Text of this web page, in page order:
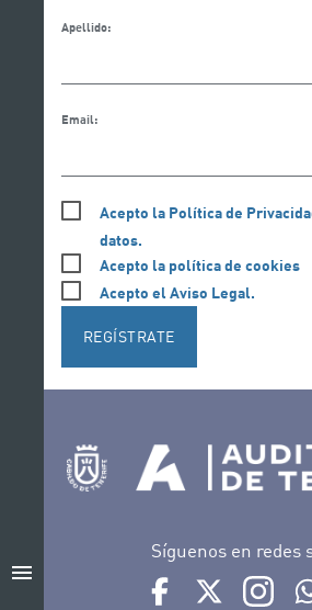
menu
Apellido:
Email:
Acepto la Política de
datos.
Acepto la política de cookies
Acepto el Aviso Legal.
REGÍSTRATE
Síguenos en redes
Ir a perfil deIr a perfilIr a